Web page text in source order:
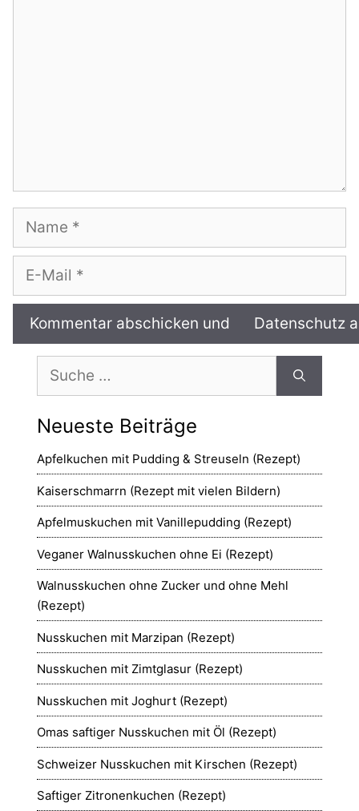
Name
E-
Mail
nach:
Neueste Beiträge
Apfelkuchen mit Pudding & Streuseln (Rezept)
Kaiserschmarrn (Rezept mit vielen Bildern)
Apfelmuskuchen mit Vanillepudding (Rezept)
Veganer Walnusskuchen ohne Ei (Rezept)
Walnusskuchen ohne Zucker und ohne Mehl
(Rezept)
Nusskuchen mit Marzipan (Rezept)
Nusskuchen mit Zimtglasur (Rezept)
Nusskuchen mit Joghurt (Rezept)
Omas saftiger Nusskuchen mit Öl (Rezept)
Schweizer Nusskuchen mit Kirschen (Rezept)
Saftiger Zitronenkuchen (Rezept)